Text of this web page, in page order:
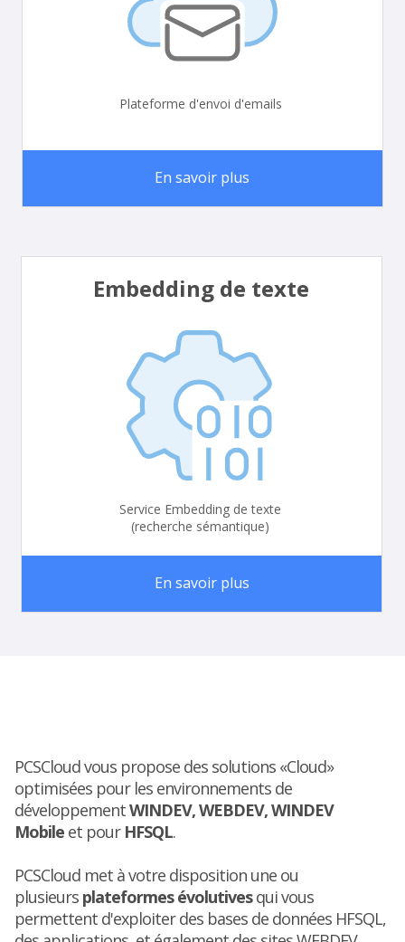
Plateforme d'envoi d'emails
En savoir plus
Embedding de texte
Service Embedding de texte
(recherche sémantique)
En savoir plus
PCSCloud vous propose des solutions «Cloud»
optimisées pour les environnements de
développementWINDEV, WEBDEV, WINDEV
Mobile et pour HFSQL.
PCSCloud met à votre disposition une ou
plusieurs plateformes évolutivesqui vous
permettent d'exploiter des bases de données HFSQL,